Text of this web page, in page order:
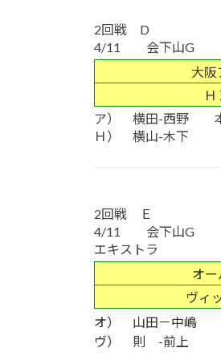
2回戦 D
4/11 会下山G
大阪
Ｈ
ア） 横田-西野
Ｈ） 横山-木下
2回戦 Ｅ
4/11 会下山G
エキストラ
オー
ヴィ
オ） 山田－中嶋
ヴ） 則 -前上